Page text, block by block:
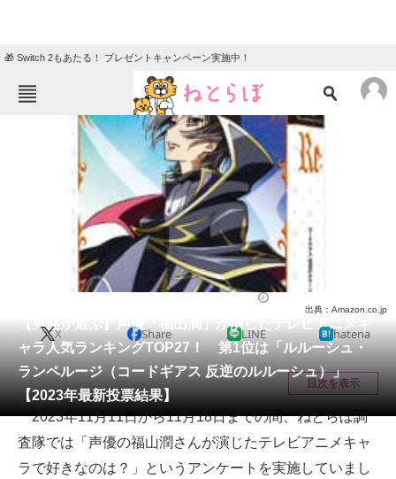
🎁 Switch 2もあたる！ プレゼントキャンペーン実施中！
ねとらぼメニュー
ニュース
クイズ
地域
教育・育児
リサーチ
メディア
注目記事を集めた総合ページ
ITの今と未来を見通す
スマホと通信の最新トレンド
【男性が選ぶ】声優「福山潤」が演じたテレビアニメキ
ャラ人気ランキングTOP27！ 第1位は「ルルーシュ・
ランペルージ（コードギアス 反逆のルルーシュ）」
【2023年最新投票結果】
出典：Amazon.co.jp
X Share LINE hatena
目次を表示
2023年11月11日から11月18日までの間、ねとらぼ調
査隊では「声優の福山潤さんが演じたテレビアニメキャ
ラで好きなのは？」というアンケートを実施していまし